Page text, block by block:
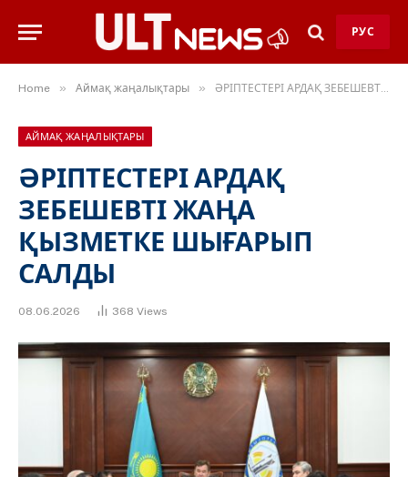
РУС
Home » Аймақ жаңалықтары » ӘРІПТЕСТЕРІ АРДАҚ ЗЕБЕШЕВТІ ЖАҢА ҚЫЗМЕТКЕ ШЫҒАРЫП САЛДЫ
АЙМАҚ ЖАҢАЛЫҚТАРЫ
ӘРІПТЕСТЕРІ АРДАҚ
ЗЕБЕШЕВТІ ЖАҢА
ҚЫЗМЕТКЕ ШЫҒАРЫП
САЛДЫ
08.06.2026 368 Views